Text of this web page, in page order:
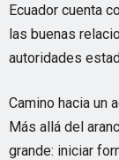
Ecuador cuenta
las buenas
autoridades
Camino hacia un
Más allá del
grande: iniciar